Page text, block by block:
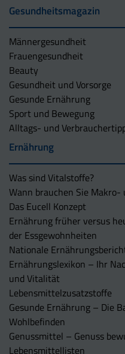
Gesundheitsmagazin
Männergesundheit
Frauengesundheit
Beauty
Gesundheit und Vorsorge
Gesunde Ernährung
Sport und Bewegung
Alltags- und
Ernährung
Was sind Vitalstoffe?
Wann brauchen Sie
Das Eucell Konzept
Ernährung früher versus
der Essgewohnheiten
Nationale
Ernährungslexikon – Ihr
und Vitalität
Lebensmittelzusatzstoffe
Gesunde Ernährung – Die
Wohlbefinden
Genussmittel – Genuss
Lebensmittellisten